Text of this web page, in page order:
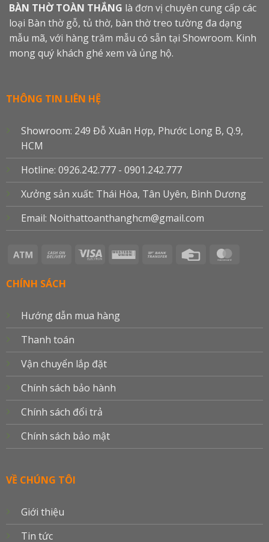
BÀN THỜ TOÀN THẮNG là đơn vị chuyên cung cấp các
loại Bàn thờ gỗ, tủ thờ, bàn thờ treo tường đa dạng
mẫu mã, với hàng trăm mẫu có sẵn tại Showroom. Kinh
mong quý khách ghé xem và ủng hộ.
THÔNG TIN LIÊN HỆ
Showroom: 249 Đỗ Xuân Hợp, Phước Long B, Q.9,
HCM
Hotline: 0926.242.777 - 0901.242.777
Xưởng sản xuất: Thái Hòa, Tân Uyên, Bình Dương
Email: Noithattoanthanghcm@gmail.com
Atm
Cash
Visa
Western
Bank
Credit
CHÍNH SÁCH
Hướng dẫn mua hàng
Thanh toán
Vận chuyển lắp đặt
Chính sách bảo hành
Chính sách đổi trả
Chính sách bảo mật
VỀ CHÚNG TÔI
Giới thiệu
Tin tức